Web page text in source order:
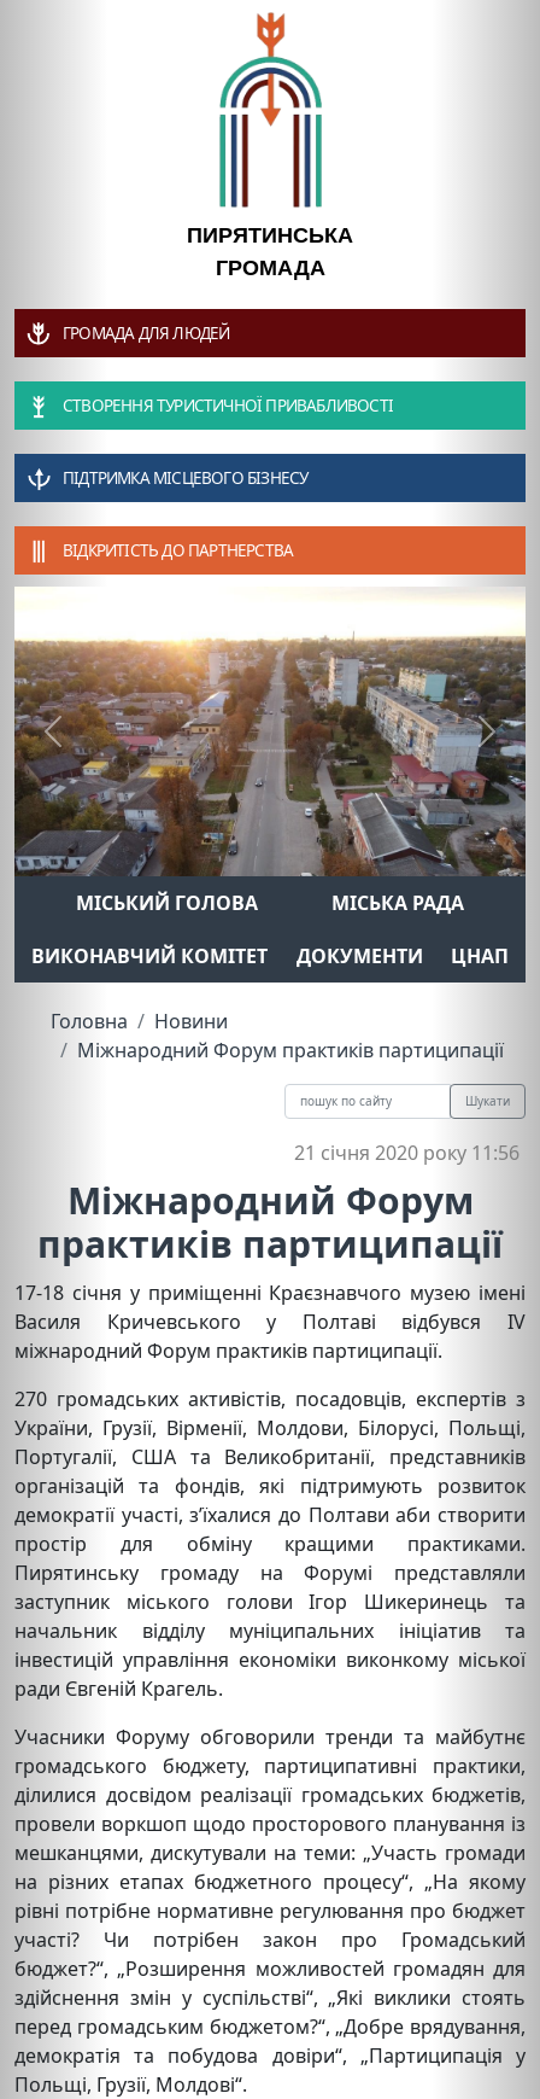
ПИРЯТИНСЬКА
ГРОМАДА
ГРОМАДА ДЛЯ ЛЮДЕЙ
СТВОРЕННЯ ТУРИСТИЧНОЇ ПРИВАБЛИВОСТІ
ПІДТРИМКА МІСЦЕВОГО БІЗНЕСУ
ВІДКРИТІСТЬ ДО ПАРТНЕРСТВА
Previous Next
МІСЬКИЙ ГОЛОВА
МІСЬКА РАДА
ВИКОНАВЧИЙ КОМІТЕТ
ДОКУМЕНТИ ЦНАП
Головна
Новини
Міжнародний Форум практиків партиципації
Шукати
21 січня 2020 року 11:56
Міжнародний Форум
практиків партиципації
17-18 січня у приміщенні Краєзнавчого музею імені
Василя Кричевського у Полтаві відбувся IV
міжнародний Форум практиків партиципації.
270 громадських активістів, посадовців, експертів з
України, Грузії, Вірменії, Молдови, Білорусі, Польщі,
Португалії, США та Великобританії, представників
організацій та фондів, які підтримують розвиток
демократії участі, з’їхалися до Полтави аби створити
простір для обміну кращими практиками.
Пирятинську громаду на Форумі представляли
заступник міського голови Ігор Шикеринець та
начальник відділу муніципальних ініціатив та
інвестицій управління економіки виконкому міської
ради Євгеній Крагель.
Учасники Форуму обговорили тренди та майбутнє
громадського бюджету, партиципативні практики,
ділилися досвідом реалізації громадських бюджетів,
провели воркшоп щодо просторового планування із
мешканцями, дискутували на теми: „Участь громади
на різних етапах бюджетного процесу“, „На якому
рівні потрібне нормативне регулювання про бюджет
участі? Чи потрібен закон про Громадський
бюджет?“, „Розширення можливостей громадян для
здійснення змін у суспільстві“, „Які виклики стоять
перед громадським бюджетом?“, „Добре врядування,
демократія та побудова довіри“, „Партиципація у
Польщі, Грузії, Молдові“.